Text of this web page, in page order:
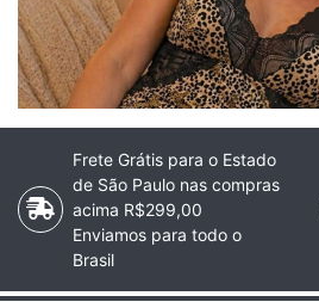
Frete Grátis para o Estado
de São Paulo nas compras
acima R$299,00
Enviamos para todo o
Brasil